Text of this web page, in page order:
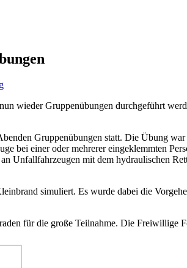
wieder Gruppenübungen durchgeführt
Gruppenübungen statt. Die Übung
bei einer oder mehrerer eingeklemmten
Unfallfahrzeugen mit dem hydraulischen
simuliert. Es wurde dabei die
für die große Teilnahme. Die Freiwillige